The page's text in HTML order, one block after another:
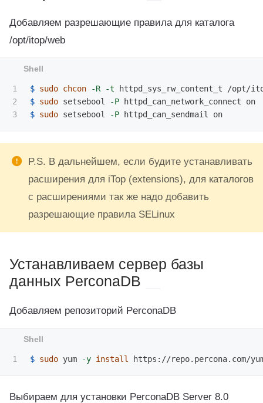
Добавляем разрешающие правила для каталога
/opt/itop/web
1
2
$ sudo chcon -R
-t
$ sudo setsebool -P
$ sudo setsebool -P
P.S. В дальнейшем, если будите устанавливать
расширения для iTop (extensions), для каталогов
с расширениями так же надо добавить
разрешающие правила SELinux
Устанавливаем сервер базы
данных PerconaDB
Добавляем репозиторий PerconaDB
$ sudo yum -y install
Выбираем для установки PerconaDB Server 8.0